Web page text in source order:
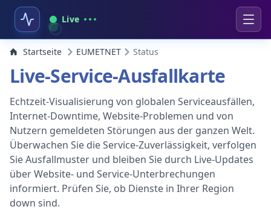
Live
Startseite EUMETNET Status
Live-Service-Ausfallkarte
Echtzeit-Visualisierung von globalen Serviceausfällen,
Internet-Downtime, Website-Problemen und von
Nutzern gemeldeten Störungen aus der ganzen Welt.
Überwachen Sie die Service-Zuverlässigkeit, verfolgen
Sie Ausfallmuster und bleiben Sie durch Live-Updates
über Website- und Service-Unterbrechungen
informiert. Prüfen Sie, ob Dienste in Ihrer Region
down sind.